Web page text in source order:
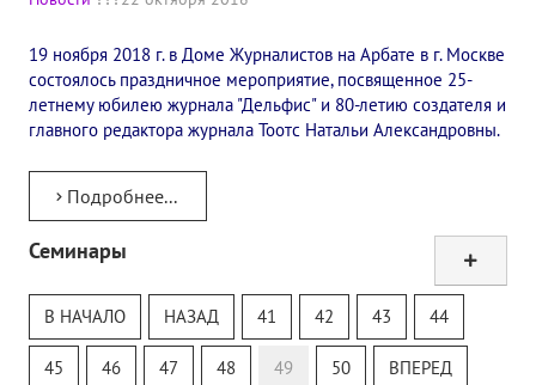
19 ноября 2018 г. в Доме Журналистов на Арбате в г. Москве
состоялось праздничное мероприятие, посвященное 25-
летнему юбилею журнала "Дельфис" и 80-летию создателя и
главного редактора журнала Тоотс Натальи Александровны.
Подробнее...
Семинары
Теософский Квизи
Тайная Доктрина
Онлайн-класс
В НАЧАЛО НАЗАД 41 42 43 44
45 46 47 48 49 50 ВПЕРЕД